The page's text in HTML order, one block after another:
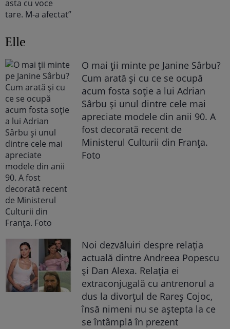
Elle
O mai ții minte pe Janine Sârbu?
Cum arată și cu ce se ocupă
acum fosta soție a lui Adrian
Sârbu și unul dintre cele mai
apreciate modele din anii 90. A
fost decorată recent de
Ministerul Culturii din Franța.
Foto
Noi dezvăluiri despre relația
actuală dintre Andreea Popescu
și Dan Alexa. Relația ei
extraconjugală cu antrenorul a
dus la divorțul de Rareș Cojoc,
însă nimeni nu se aștepta la ce
se întâmplă în prezent